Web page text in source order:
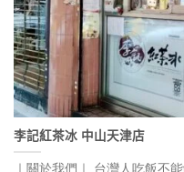
李記紅茶冰 中山天津店
｜關於我們｜ 台灣人吃飯不